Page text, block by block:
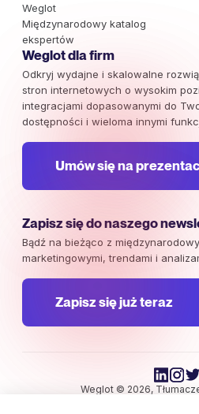
Weglot
Międzynarodowy katalog
ekspertów
Weglot dla firm
Odkryj wydajne i skalowalne
stron internetowych o wysokim
integracjami dopasowanymi do
dostępności i wieloma innymi
Umów się na
Zapisz się do naszego
Bądź na bieżąco z
marketingowymi, trendami i
Zapisz się już teraz
Weglot © 2026,